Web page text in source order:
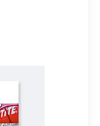
2019